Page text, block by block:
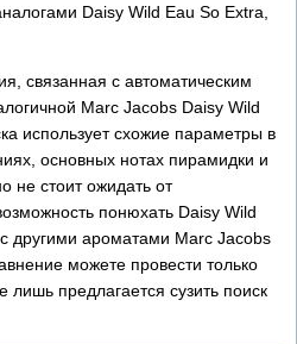
Daisy Wild Eau So Extra,
связанная с автоматическим
Marc Jacobs Daisy Wild
использует схожие параметры в
основных нотах пирамидки и
не стоит ожидать от
понюхать Daisy Wild
другими ароматами Marc Jacobs
можете провести только
лишь предлагается сузить поиск